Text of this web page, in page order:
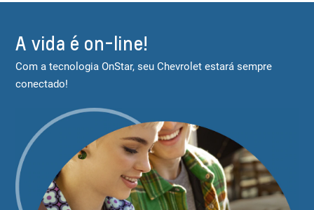
A vida é on-line!
Com a tecnologia OnStar, seu Chevrolet estará sempre
conectado!